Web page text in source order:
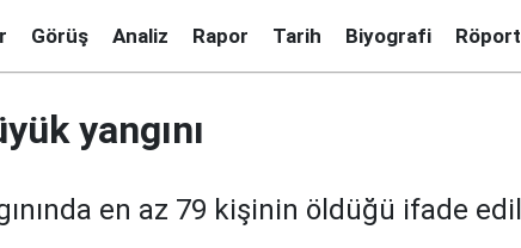
Görüş Analiz Rapor Tarih Biyografi
yangını
en az 79 kişinin öldüğü ifade